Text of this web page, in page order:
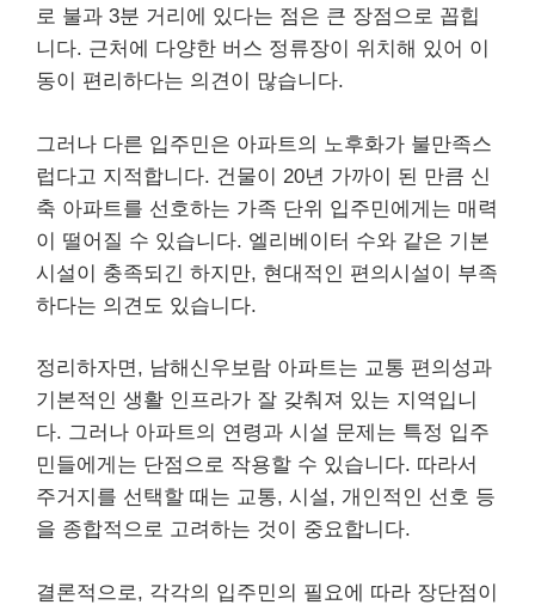
로 불과 3분 거리에 있다는 점은 큰 장점으로 꼽힙
니다. 근처에 다양한 버스 정류장이 위치해 있어 이
동이 편리하다는 의견이 많습니다.
그러나 다른 입주민은 아파트의 노후화가 불만족스
럽다고 지적합니다. 건물이 20년 가까이 된 만큼 신
축 아파트를 선호하는 가족 단위 입주민에게는 매력
이 떨어질 수 있습니다. 엘리베이터 수와 같은 기본
시설이 충족되긴 하지만, 현대적인 편의시설이 부족
하다는 의견도 있습니다.
정리하자면, 남해신우보람 아파트는 교통 편의성과
기본적인 생활 인프라가 잘 갖춰져 있는 지역입니
다. 그러나 아파트의 연령과 시설 문제는 특정 입주
민들에게는 단점으로 작용할 수 있습니다. 따라서
주거지를 선택할 때는 교통, 시설, 개인적인 선호 등
을 종합적으로 고려하는 것이 중요합니다.
결론적으로, 각각의 입주민의 필요에 따라 장단점이